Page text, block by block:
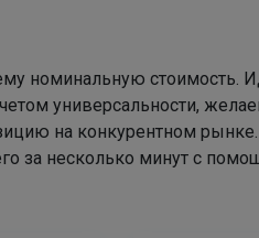
номинальную стоимость.
универсальности,
на конкурентном
за несколько минут с